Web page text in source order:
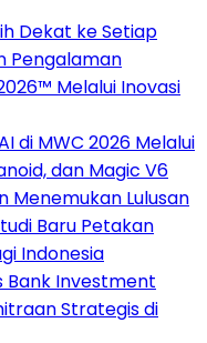
Dekat ke Setiap
Pengalaman
Melalui Inovasi
di MWC 2026 Melalui
dan Magic V6
Menemukan Lulusan
Baru Petakan
Indonesia
Bank Investment
Strategis di